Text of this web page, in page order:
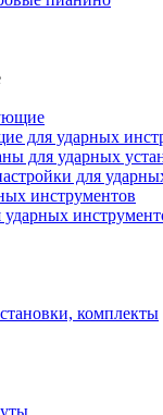
для ударных
для ударных
для
инструментов
комплекты